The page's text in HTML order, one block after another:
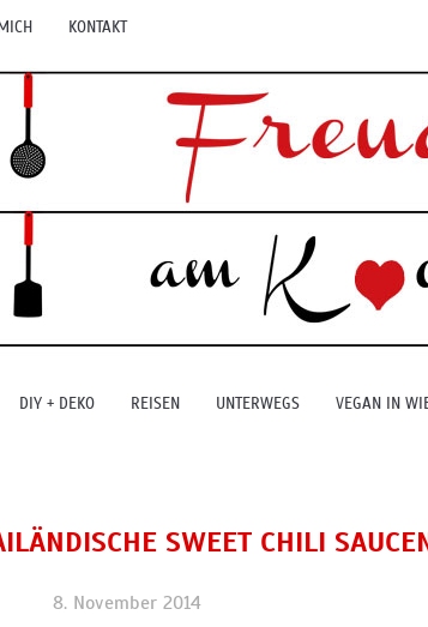
KONTAKT
DIY + DEKO REISEN UNTERWEGS VEGAN IN
SWEET CHILI
8. November 2014